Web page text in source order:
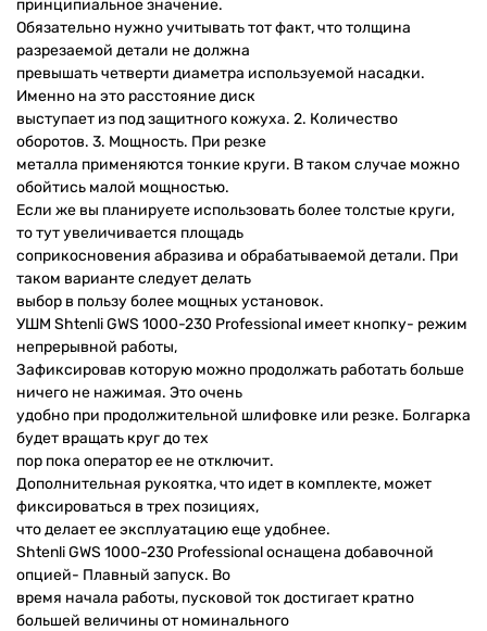
принципиальное значение.
Обязательно нужно учитывать тот факт, что толщина
разрезаемой детали не должна
превышать четверти диаметра используемой насадки.
Именно на это расстояние диск
выступает из под защитного кожуха. 2. Количество
оборотов. 3. Мощность. При резке
металла применяются тонкие круги. В таком случае можно
обойтись малой мощностью.
Если же вы планируете использовать более толстые круги,
то тут увеличивается площадь
соприкосновения абразива и обрабатываемой детали. При
таком варианте следует делать
выбор в пользу более мощных установок.
УШМ Shtenli GWS 1000-230 Professional имеет кнопку- режим
непрерывной работы,
Зафиксировав которую можно продолжать работать больше
ничего не нажимая. Это очень
удобно при продолжительной шлифовке или резке. Болгарка
будет вращать круг до тех
пор пока оператор ее не отключит.
Дополнительная рукоятка, что идет в комплекте, может
фиксироваться в трех позициях,
что делает ее эксплуатацию еще удобнее.
Shtenli GWS 1000-230 Professional оснащена добавочной
опцией- Плавный запуск. Во
время начала работы, пусковой ток достигает кратно
большей величины от номинального